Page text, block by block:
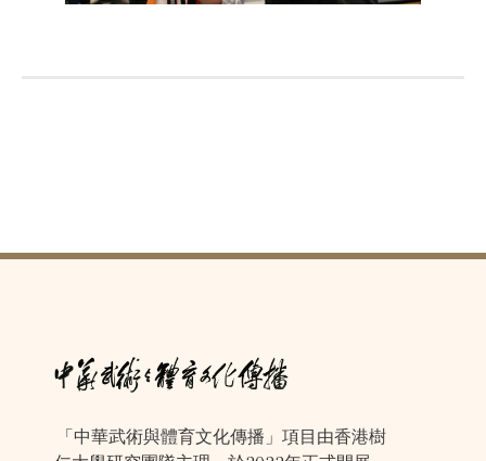
「中華武術與體育文化傳播」項目由香港樹